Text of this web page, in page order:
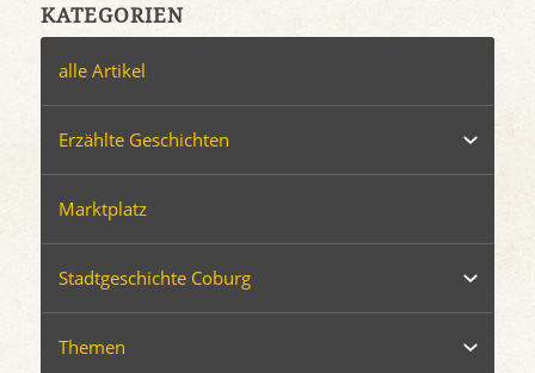
KATEGORIEN
alle Artikel
Erzählte Geschichten
Marktplatz
Stadtgeschichte Coburg
Themen